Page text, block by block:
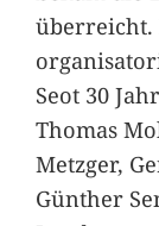
überreicht.
Seot 30
Thomas
Metzger,
Günther